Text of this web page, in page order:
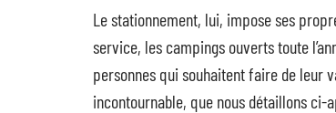
Le stationnement, lui, impose ses
service, les campings ouverts toute
personnes qui souhaitent faire de leur
incontournable, que nous détaillons ci-